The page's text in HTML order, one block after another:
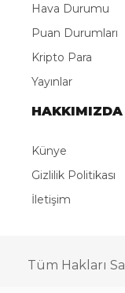
Hava Durumu
Puan Durumları
Kripto Para
Yayınlar
HAKKIMIZDA
Künye
Gizlilik Politikası
İletişim
Tüm Hakları